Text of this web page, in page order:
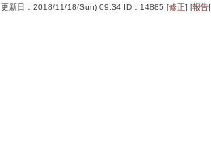
更新日：2018/11/18(Sun) 09:34 ID：14885 [修正] [報告